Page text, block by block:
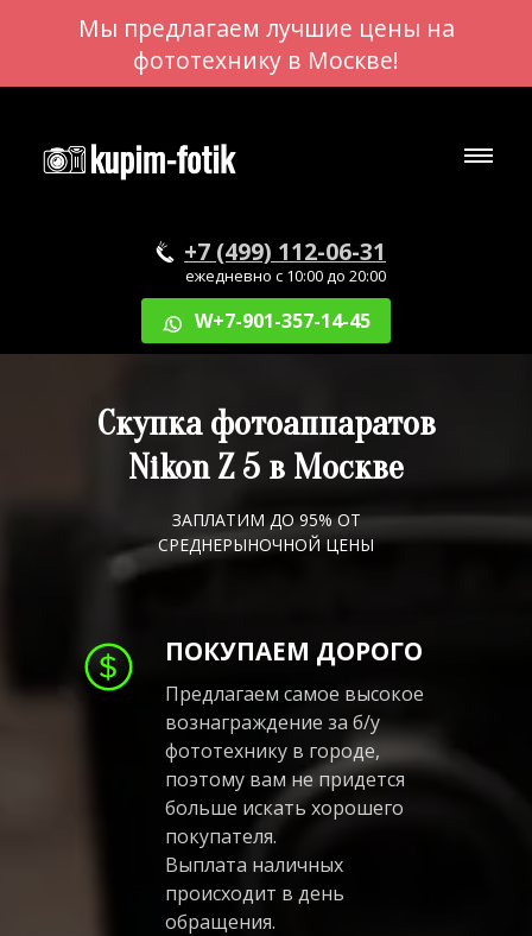
Мы предлагаем лучшие цены на
фототехнику в Москве!
+7 (499) 112-06-31
ежедневно с 10:00 до 20:00
W+7-901-357-14-45
Скупка фотоаппаратов
Nikon Z 5 в Москве
ЗАПЛАТИМ ДО 95% ОТ
СРЕДНЕРЫНОЧНОЙ ЦЕНЫ
ПОКУПАЕМ ДОРОГО
Предлагаем самое высокое
вознаграждение за б/у
фототехнику в городе,
поэтому вам не придется
больше искать хорошего
покупателя.
Выплата наличных
происходит в день
обращения.